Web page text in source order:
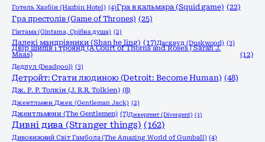
Готель Хазбін (Hazbin Hotel) (4)Гра в кальмара (Squid game) (22)
Гра престолів (Game of Thrones) (25)
Гінтама (Gintama, Срібна душа) (2)
Далекі мандрівники (Shan he ling) (17)Дасквуд (Duskwood) (3)
Двір шипів і троянд (A Court of Thorns and Roses | Sarah J.
Maas) (12)
Дедпул (Deadpool) (3)
Детройт: Стати людиною (Detroit: Become Human) (48)
Дж. Р. Р. Толкін (J. R.R. Tolkien) (8)
Джентльмен Джек (Gentleman Jack) (2)
Джентльмени (The Gentlemen) (7)Дивергент (Divergent) (1)
Дивні дива (Stranger things) (162)
Дивовижний Світ Гамбола (The Amazing World of Gumball) (4)